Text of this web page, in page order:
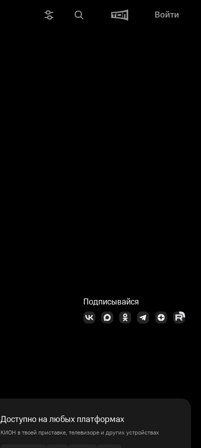
Войти
Подписывайся
Доступно на любых платформах
КИОН в твоей приставке, телевизоре и других устройствах